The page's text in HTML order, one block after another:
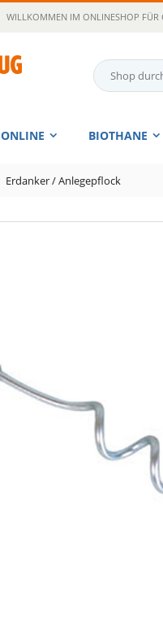
WILLKOMMEN IM ONLINESHOP FÜR
Suche
ONLINE BIOTHANE
Erdanker / Anlegepflock